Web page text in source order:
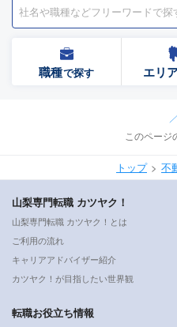
職種で探す エリ
このページ
トップ 不
山梨専門転職 カツヤク！
山梨専門転職 カツヤク！とは
ご利用の流れ
キャリアアドバイザー紹介
カツヤク！が目指したい世界観
転職お役立ち情報